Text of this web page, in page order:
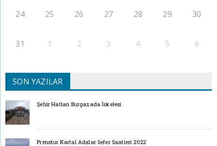
24 25 26 27 28 29 30
31 1 2 3 4 5 6
SON YAZILAR
Şehir Hatları Burgazada İskelesi
Prenstur Kartal Adalar Sefer Saatleri 2022